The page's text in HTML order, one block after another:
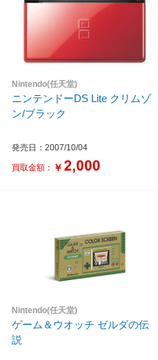
Nintendo(任天堂)
ニンテンドーDS Lite クリムゾ
ン/ブラック
発売日：2007/10/04
買取金額： ￥
Nintendo(任天堂)
ゲーム＆ウオッチ ゼルダの伝
説